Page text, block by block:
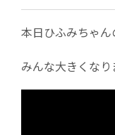
本日ひふみちゃん
みんな大きくなり